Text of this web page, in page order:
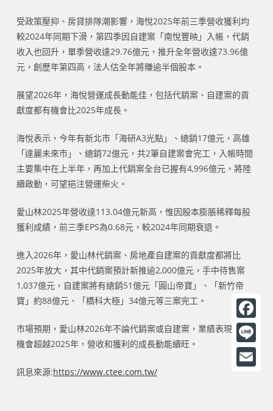
受政策壓抑、房貸排隊潮影響，海悅2025年前三季營收獲利均
較2024年同期下滑，第四季因自建案「南悅豐映」入帳，代銷
收入也回升，單季營收達29.76億元，推升全年營收達73.96億
元，創歷年第四高，法人估全年將賺逾半個股本。
展望2026年，海悅營運成長動能佳，包括代銷案、自建案的貢
獻度都有機會比2025年成長。
海悅表示，今年有新北市「海研A3光點」、總銷17億元，高雄
「達麗未來市」、總銷72億元，共2筆自建案會完工，入帳時間
主要集中在上半年，再加上代銷案全台已握有4,996億元，將陸
續啟動，可望挹注營運柴火。
愛山林2025年營收達113.04億元新高，惟因股本膨脹稀釋每股
獲利成績，前三季EPS為0.68元，較2024年同期衰退。
進入2026年，愛山林代銷案、房地產自建案的貢獻度都將比
2025年放大，其中代銷案預計新推逾2,000億元，手中待售案
1,037億元，自建案將有總銷51億元「圓山帝寶」、「新竹帝
寶」約88億元、「橋科大極」34億元等三案完工。
市場預期，愛山林2026年不論代銷案或自建案，業績表現都有
機會超越2025年，營收和獲利的成長動能續旺。
訊息來源:https://www.ctee.com.tw/
F
a
c
L